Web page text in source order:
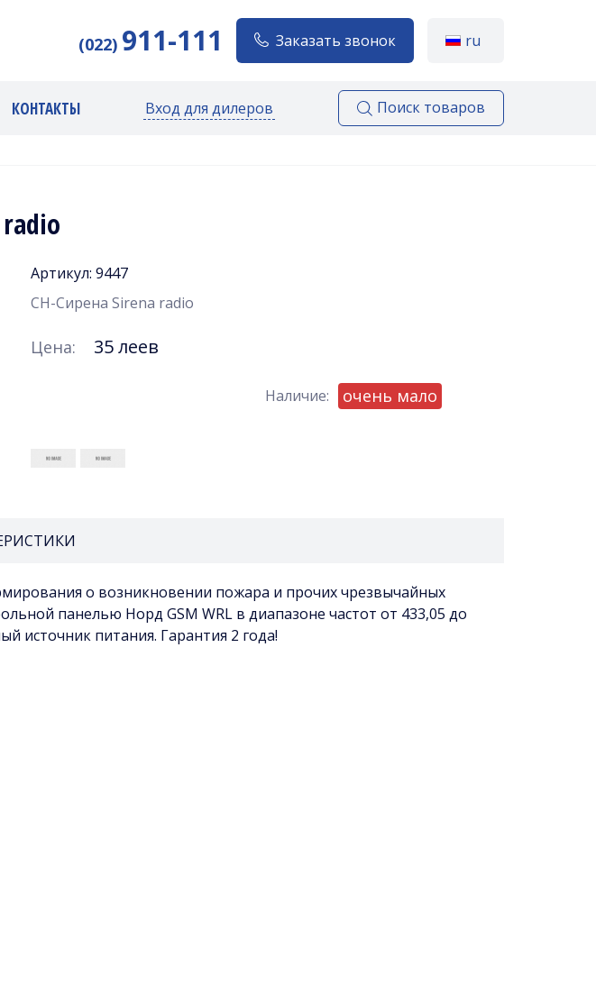
(022) 911-111 Заказать звонок ru
КОНТАКТЫ Вход для дилеров Поиск товаров
Артикул: 9447
СН-Сирена Sirena radio
Цена: 35 леев
Наличие: очень мало
о возникновении пожара и прочих чрезвычайных
панелью Норд GSM WRL в диапазоне частот от 433,05 до
источник питания. Гарантия 2 года!